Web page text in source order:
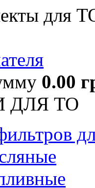
для
0.00
ДЛЯ ТО